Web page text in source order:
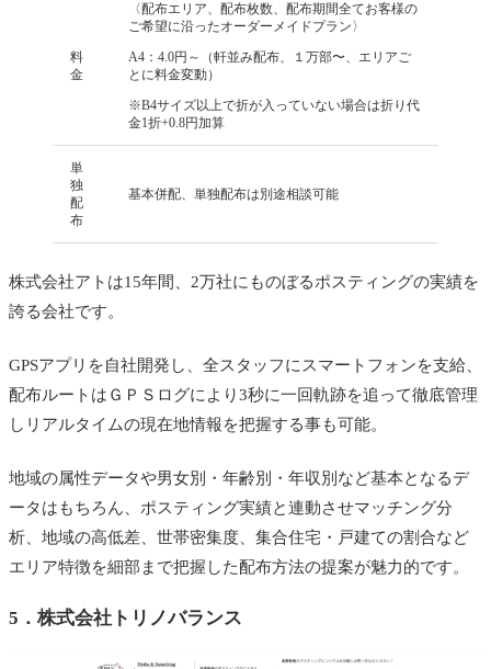
料
金
〈配布エリア、配布枚数、配布期間全てお客様の
ご希望に沿ったオーダーメイドプラン〉
A4：4.0円～（軒並み配布、１万部〜、エリアご
とに料金変動）
※B4サイズ以上で折が入っていない場合は折り代
金1折+0.8円加算
単
独
配
布
基本併配、単独配布は別途相談可能
株式会社アトは15年間、2万社にものぼるポスティングの実績を
誇る会社です。
GPSアプリを自社開発し、全スタッフにスマートフォンを支給、
配布ルートはＧＰＳログにより3秒に一回軌跡を追って徹底管理
しリアルタイムの現在地情報を把握する事も可能。
地域の属性データや男女別・年齢別・年収別など基本となるデ
ータはもちろん、ポスティング実績と連動させマッチング分
析、地域の高低差、世帯密集度、集合住宅・戸建ての割合など
エリア特徴を細部まで把握した配布方法の提案が魅力的です。
5． 株式会社トリノバランス